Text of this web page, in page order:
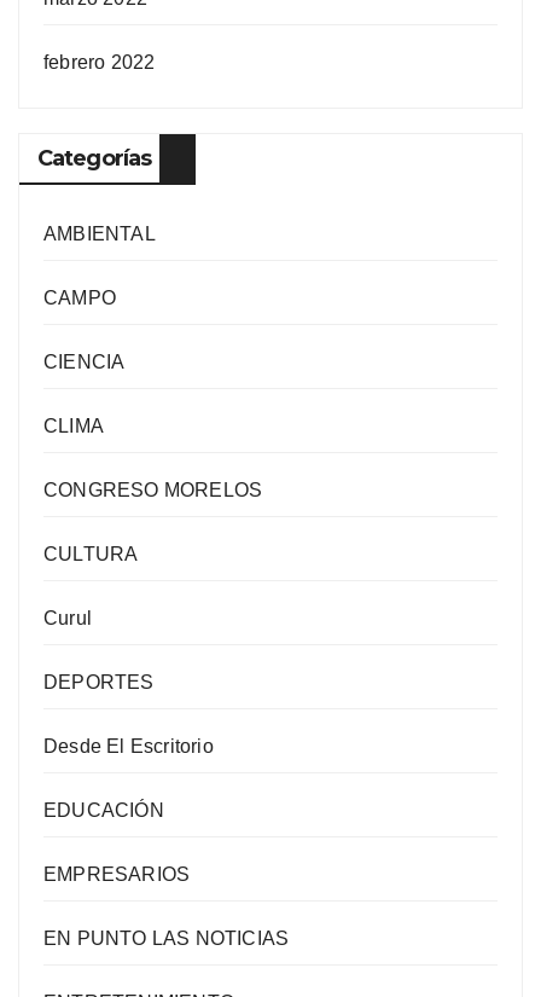
febrero 2022
Categorías
AMBIENTAL
CAMPO
CIENCIA
CLIMA
CONGRESO MORELOS
CULTURA
Curul
DEPORTES
Desde El Escritorio
EDUCACIÓN
EMPRESARIOS
EN PUNTO LAS NOTICIAS